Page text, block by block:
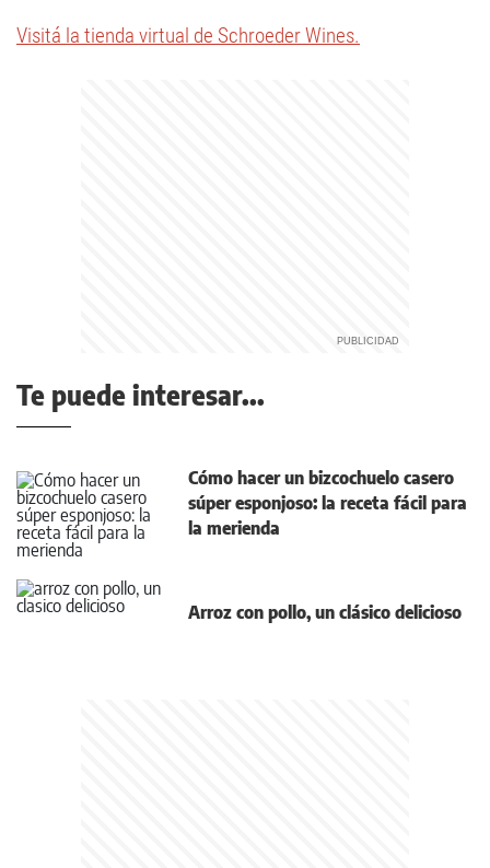
Visitá la tienda virtual de Schroeder Wines.
Te puede interesar...
Cómo hacer un bizcochuelo casero
súper esponjoso: la receta fácil para
la merienda
Arroz con pollo, un clásico delicioso